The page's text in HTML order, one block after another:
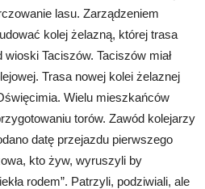
lasu. Zarządzeniem
kolej żelazną, której trasa
Taciszów. Taciszów miał
Trasa nowej kolei żelaznej
Wielu mieszkańców
torów. Zawód kolejarzy
datę przejazdu pierwszego
kto żyw, wyruszyli by
rodem”. Patrzyli, podziwiali, ale